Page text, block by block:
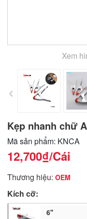
Xem
‹
Kẹp nhanh chữ A
Mã sản phẩm: KNCA
12,700₫/Cái
Thương hiệu: OEM
Kích cỡ:
6''